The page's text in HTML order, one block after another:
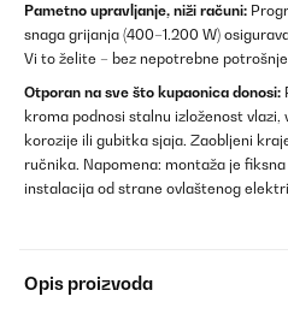
Pametno upravljanje, niži računi:
snaga grijanja (400–1.200 W)
Vi to želite – bez nepotrebne
Otporan na sve što kupaonica donosi:
kroma podnosi stalnu izloženost
korozije ili gubitka sjaja. Zaobljeni
ručnika. Napomena: montaža je
instalacija od strane ovlaštenog
Opis proizvoda